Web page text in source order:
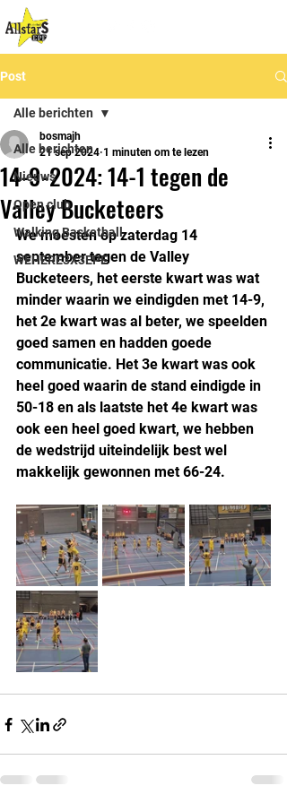
Post
Alle berichten
Nieuws
Open club
Walking Basketball
WEHERE3X3EPE
Alle berichten
14-9-2024: 14-1 tegen de
Valley Bucketeers
bosmajh
21 sep 2024 1 minuten om te lezen
We moesten op zaterdag 14
september tegen de Valley
Bucketeers, het eerste kwart was wat
minder waarin we eindigden met 14-9,
het 2e kwart was al beter, we speelden
goed samen en hadden goede
communicatie. Het 3e kwart was ook
heel goed waarin de stand eindigde in
50-18 en als laatste het 4e kwart was
ook een heel goed kwart, we hebben
de wedstrijd uiteindelijk best wel
makkelijk gewonnen met 66-24.